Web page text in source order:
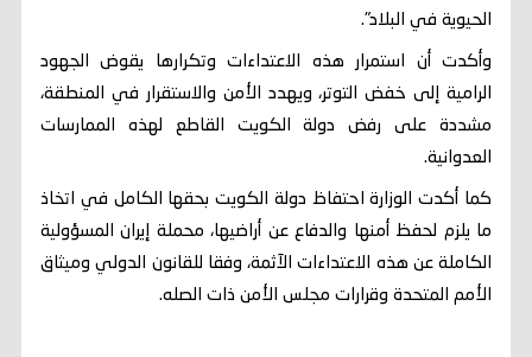
الحيوية في البلاد".
وأكدت أن استمرار هذه الاعتداءات وتكرارها يقوض الجهود
الرامية إلى خفض التوتر، ويهدد الأمن والاستقرار في المنطقة،
مشددة على رفض دولة الكويت القاطع لهذه الممارسات
العدوانية.
كما أكدت الوزارة احتفاظ دولة الكويت بحقها الكامل في اتخاذ
ما يلزم لحفظ أمنها والدفاع عن أراضيها، محملة إيران المسؤولية
الكاملة عن هذه الاعتداءات الآثمة، وفقا للقانون الدولي وميثاق
الأمم المتحدة وقرارات مجلس الأمن ذات الصله.